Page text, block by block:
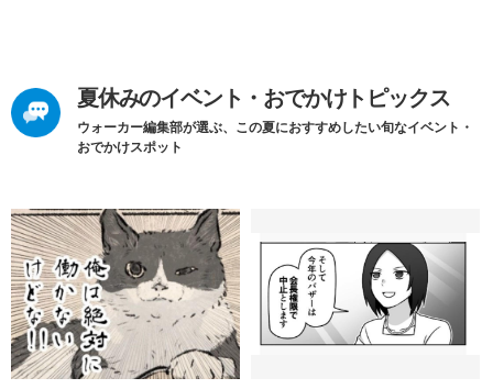
夏休みのイベント・おでかけトピックス
ウォーカー編集部が選ぶ、この夏におすすめしたい旬なイベント・
おでかけスポット